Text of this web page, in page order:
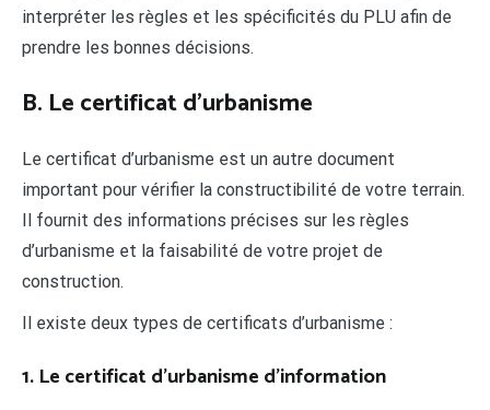
interpréter les règles et les spécificités du PLU afin de
prendre les bonnes décisions.
B. Le certificat d’urbanisme
Le certificat d’urbanisme est un autre document
important pour vérifier la constructibilité de votre terrain.
Il fournit des informations précises sur les règles
d’urbanisme et la faisabilité de votre projet de
construction.
Il existe deux types de certificats d’urbanisme :
1. Le certificat d’urbanisme d’information